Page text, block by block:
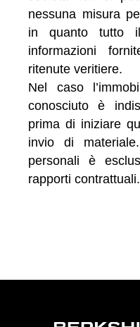
nessuna misura
in quanto tutto
informazioni
ritenute veritiere.
Nel caso
conosciuto è
prima di iniziare
invio di
personali è
rapporti contrattuali.